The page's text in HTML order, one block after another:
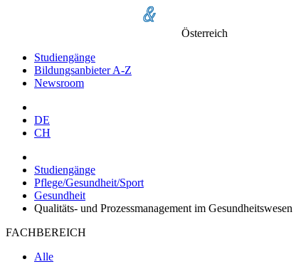
Österreich
Studiengänge
Bildungsanbieter A-Z
Newsroom
DE
CH
Studiengänge
Pflege/Gesundheit/Sport
Gesundheit
Qualitäts- und Prozessmanagement im Gesundheitswesen
FACHBEREICH
Alle